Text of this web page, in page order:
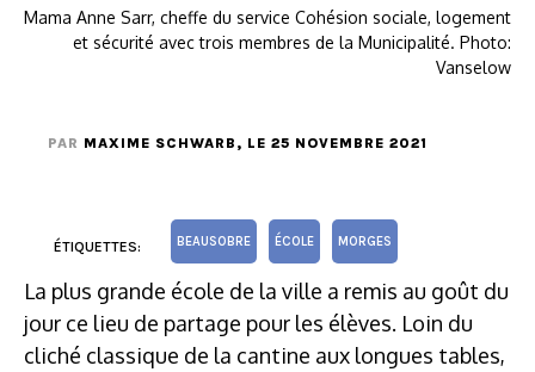
Mama Anne Sarr, cheffe du service Cohésion sociale, logement
et sécurité avec trois membres de la Municipalité. Photo:
Vanselow
PAR MAXIME SCHWARB , LE 25 NOVEMBRE 2021
ÉTIQUETTES: BEAUSOBRE ÉCOLE MORGES
La plus grande école de la ville a remis au goût du
jour ce lieu de partage pour les élèves. Loin du
cliché classique de la cantine aux longues tables,